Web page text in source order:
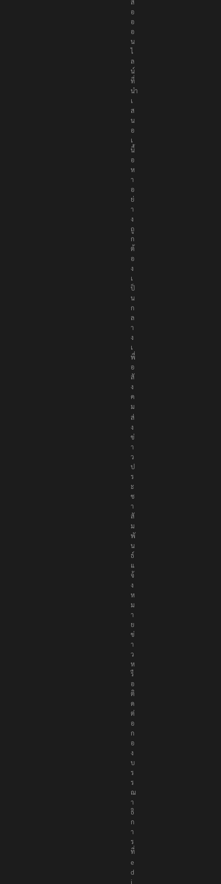
สื่
อ
อ
อ
น
ไ
ล
น์
ที่
นำ
เ
ส
น
อ
เ
นื้
อ
ห
า
อ
ย่
า
ง
ถู
ก
ต้
อ
ง
เ
ป็
น
ก
ล
า
ง
เ
พื่
อ
สั
ง
ค
ม
ส่
ง
ข่
า
ว
ป
ร
ะ
ช
า
สั
ม
พั
น
ธ์
แ
จ้
ง
ห
ม
า
ย
ข่
า
ว
ห
รื
อ
ติ
ด
ต่
อ
ก
อ
ง
บ
ร
ร
ณ
า
ธิ
ก
า
ร
ที่
e
d
i